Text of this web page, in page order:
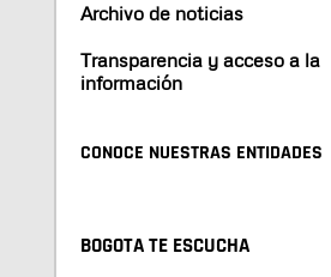
Archivo de noticias
Transparencia y acceso a la
información
CONOCE NUESTRAS ENTIDADES
BOGOTA TE ESCUCHA